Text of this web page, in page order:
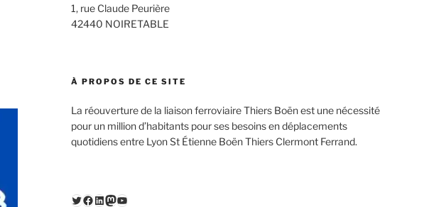
1, rue Claude Peurière
42440 NOIRETABLE
À PROPOS DE CE SITE
La réouverture de la liaison ferroviaire Thiers Boën est une nécessité
pour un million d’habitants pour ses besoins en déplacements
quotidiens entre Lyon St Étienne Boën Thiers Clermont Ferrand.
Twitter
Facebook
LinkedIn
Mastodon
YouTube